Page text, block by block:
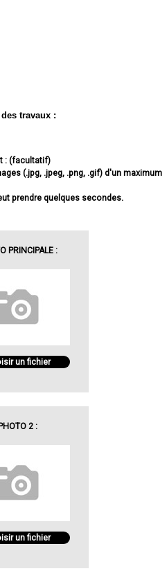
travaux :
: (facultatif)
(.jpg, .jpeg, .png, .gif) d'un maximum
prendre quelques secondes.
PRINCIPALE :
un fichier
2 :
un fichier